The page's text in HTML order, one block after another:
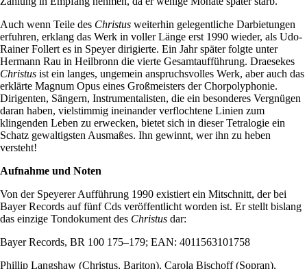
Auch wenn Teile des Christus weiterhin gelegentliche Darbietungen
erfuhren, erklang das Werk in voller Länge erst 1990 wieder, als Udo-
Rainer Follert es in Speyer dirigierte. Ein Jahr später folgte unter
Hermann Rau in Heilbronn die vierte Gesamtaufführung. Draesekes
Christus ist ein langes, ungemein anspruchsvolles Werk, aber auch das
erklärte Magnum Opus eines Großmeisters der Chorpolyphonie.
Dirigenten, Sängern, Instrumentalisten, die ein besonderes Vergnügen
daran haben, vielstimmig ineinander verflochtene Linien zum
klingenden Leben zu erwecken, bietet sich in dieser Tetralogie ein
Schatz gewaltigsten Ausmaßes. Ihn gewinnt, wer ihn zu heben
versteht!
Aufnahme und Noten
Von der Speyerer Aufführung 1990 existiert ein Mitschnitt, der bei
Bayer Records auf fünf Cds veröffentlicht worden ist. Er stellt bislang
das einzige Tondokument des Christus dar:
Bayer Records, BR 100 175–179; EAN: 4011563101758
Phillip Langshaw (Christus, Bariton), Carola Bischoff (Sopran),